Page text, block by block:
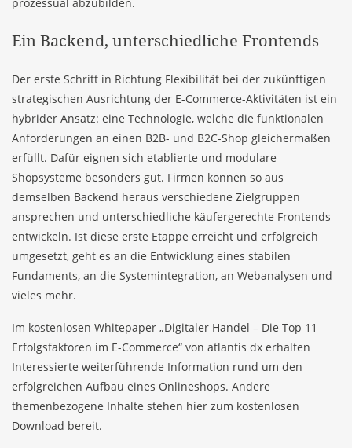
Ein Backend, unterschiedliche Frontends
Der erste Schritt in Richtung Flexibilität bei der zukünftigen
strategischen Ausrichtung der E-Commerce-Aktivitäten ist ein
hybrider Ansatz: eine Technologie, welche die funktionalen
Anforderungen an einen B2B- und B2C-Shop gleichermaßen
erfüllt. Dafür eignen sich etablierte und modulare
Shopsysteme besonders gut. Firmen können so aus
demselben Backend heraus verschiedene Zielgruppen
ansprechen und unterschiedliche käufergerechte Frontends
entwickeln. Ist diese erste Etappe erreicht und erfolgreich
umgesetzt, geht es an die Entwicklung eines stabilen
Fundaments, an die Systemintegration, an Webanalysen und
vieles mehr.
Im kostenlosen Whitepaper „Digitaler Handel – Die Top 11
Erfolgsfaktoren im E-Commerce“ von atlantis dx erhalten
Interessierte weiterführende Information rund um den
erfolgreichen Aufbau eines Onlineshops. Andere
themenbezogene Inhalte stehen hier zum kostenlosen
Download bereit.